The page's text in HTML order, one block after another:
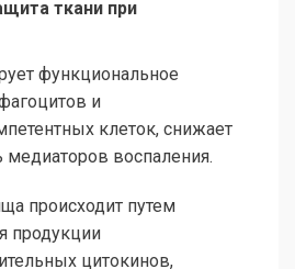
ткани при
функциональное
и
клеток, снижает
медиаторов воспаления.
происходит путем
продукции
цитокинов,